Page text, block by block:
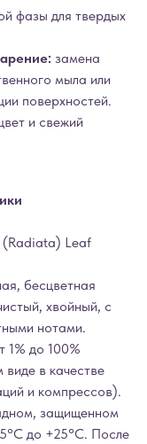
фазы для твердых
замена
мыла или
поверхностей.
и свежий
Leaf
бесцветная
хвойный, с
нотами.
1% до 100%
виде в качестве
и компрессов).
защищенном
до +25°C. После